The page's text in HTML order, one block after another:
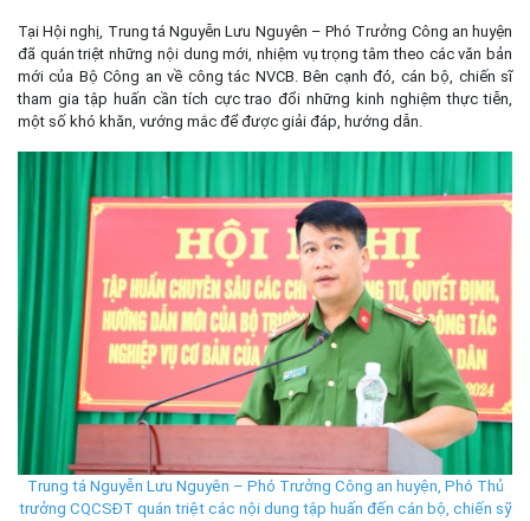
Tại Hội nghị, Trung tá Nguyễn Lưu Nguyên – Phó Trưởng Công an huyện
đã quán triệt những nội dung mới, nhiệm vụ trọng tâm theo các văn bản
mới của Bộ Công an về công tác NVCB. Bên cạnh đó, cán bộ, chiến sĩ
tham gia tập huấn cần tích cực trao đổi những kinh nghiệm thực tiễn,
một số khó khăn, vướng mắc để được giải đáp, hướng dẫn.
Trung tá Nguyễn Lưu Nguyên – Phó Trưởng Công an huyện, Phó Thủ
trưởng CQCSĐT quán triệt các nội dung tập huấn đến cán bộ, chiến sỹ